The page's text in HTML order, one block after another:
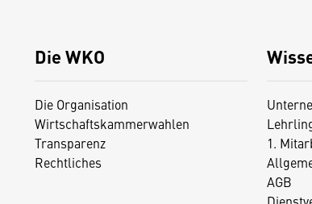
Die WKO
Die Organisation
Wirtschaftskammerwahlen
Transparenz
Rechtliches
1.
AGB